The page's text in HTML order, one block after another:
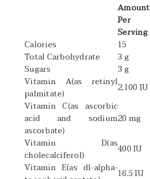
Amount
Per
Serving
Calories
15
Total Carbohydrate
3 g
Sugars
3 g
Vitamin A(as retinyl
palmitate)
2,100 IU
Vitamin C(as ascorbic
acid and sodium
ascorbate)
20 mg
Vitamin D(as
cholecalciferol)
400 IU
Vitamin E(as dl-alpha-16.5 IU